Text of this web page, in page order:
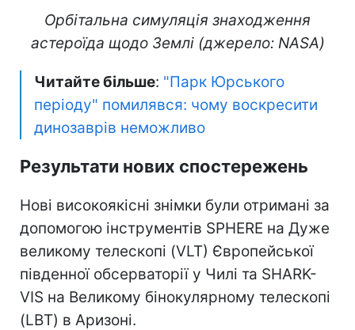
Орбітальна симуляція знаходження
астероїда щодо Землі (джерело: NASA)
Читайте більше: "Парк Юрського
періоду" помилявся: чому воскресити
динозаврів неможливо
Результати нових спостережень
Нові високоякісні знімки були отримані за
допомогою інструментів SPHERE на Дуже
великому телескопі (VLT) Європейської
південної обсерваторії у Чилі та SHARK-
VIS на Великому бінокулярному телескопі
(LBT) в Аризоні.